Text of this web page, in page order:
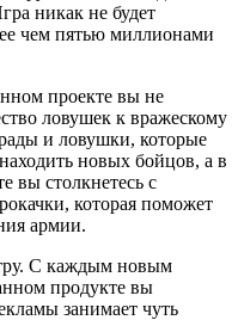
никак не будет
чем пятью миллионами
проекте вы не
ловушек к вражескому
и ловушки, которые
новых бойцов, а в
вы столкнетесь с
которая поможет
армии.
С каждым новым
продукте вы
занимает чуть